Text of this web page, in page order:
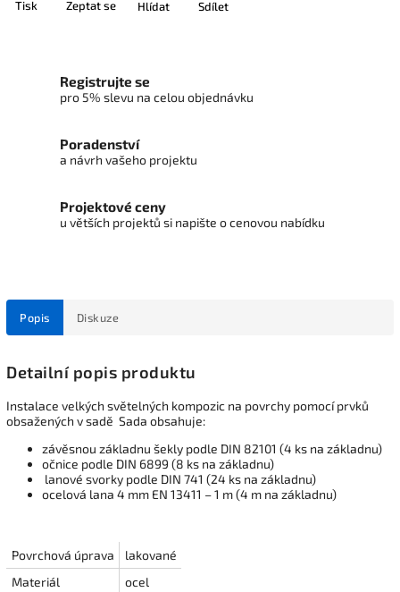
Tisk Zeptat se Hlídat Sdílet
Registrujte se
pro 5% slevu na celou objednávku
Poradenství
a návrh vašeho projektu
Projektové ceny
u větších projektů si napište o cenovou nabídku
Popis Diskuze
Detailní popis produktu
Instalace velkých světelných kompozic na povrchy pomocí prvků
obsažených v sadě Sada obsahuje:
závěsnou základnu šekly podle DIN 82101 (4 ks na základnu)
očnice podle DIN 6899 (8 ks na základnu)
lanové svorky podle DIN 741 (24 ks na základnu)
ocelová lana 4 mm EN 13411 – 1 m (4 m na základnu)
Povrchová úprava
lakované
Materiál
ocel